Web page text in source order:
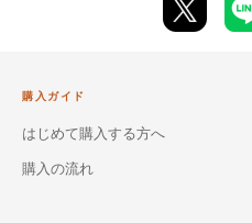
購入ガイド
はじめて購入する方へ
購入の流れ